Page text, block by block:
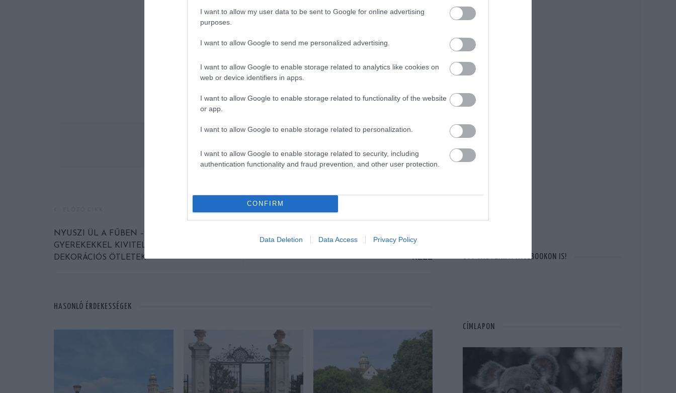
I want to allow my user data to be sent to Google for online advertising
purposes.
I want to allow Google to send me personalized advertising.
I want to allow Google to enable storage related to analytics like cookies on
web or device identifiers in apps.
I want to allow Google to enable storage related to functionality of the website
or app.
I want to allow Google to enable storage related to personalization.
I want to allow Google to enable storage related to security, including
authentication functionality and fraud prevention, and other user protection.
CONFIRM
Data Deletion Data Access Privacy Policy
NYUSZI ÜL A FŰBEN – EGYSZERŰ,
GYEREKEKKEL KIVITELEZHETŐ
DEKORÁCIÓS ÖTLETEK
MINDEN EGYÜTT, AMI EGY CSALÁDNAK
KELL
HASONLÓ ÉRDEKESSÉGEK
OTT VAGYUNK A FACEBOOKON IS!
CÍMLAPON